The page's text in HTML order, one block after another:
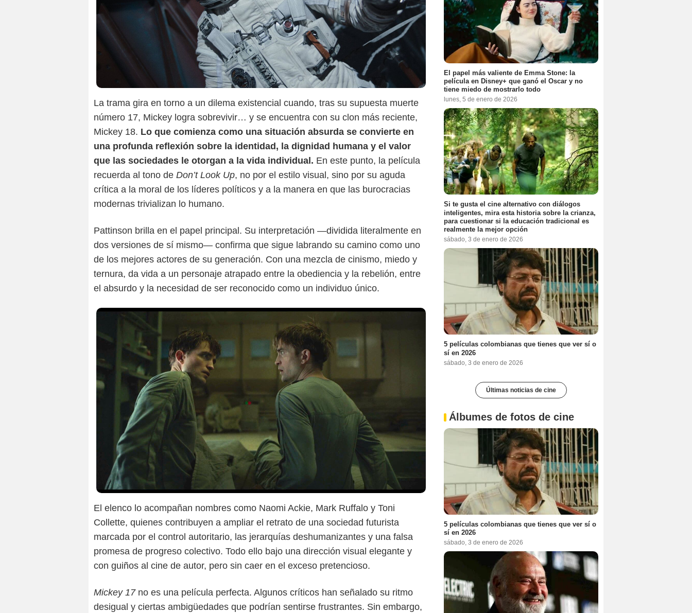
La trama gira en torno a un dilema existencial cuando, tras su supuesta muerte
número 17, Mickey logra sobrevivir… y se encuentra con su clon más reciente,
Mickey 18. Lo que comienza como una situación absurda se convierte en
una profunda reflexión sobre la identidad, la dignidad humana y el valor
que las sociedades le otorgan a la vida individual. En este punto, la película
recuerda al tono de Don’t Look Up, no por el estilo visual, sino por su aguda
crítica a la moral de los líderes políticos y a la manera en que las burocracias
modernas trivializan lo humano.
Pattinson brilla en el papel principal. Su interpretación —dividida literalmente en
dos versiones de sí mismo— confirma que sigue labrando su camino como uno
de los mejores actores de su generación. Con una mezcla de cinismo, miedo y
ternura, da vida a un personaje atrapado entre la obediencia y la rebelión, entre
el absurdo y la necesidad de ser reconocido como un individuo único.
El elenco lo acompañan nombres como Naomi Ackie, Mark Ruffalo y Toni
Collette, quienes contribuyen a ampliar el retrato de una sociedad futurista
marcada por el control autoritario, las jerarquías deshumanizantes y una falsa
promesa de progreso colectivo. Todo ello bajo una dirección visual elegante y
con guiños al cine de autor, pero sin caer en el exceso pretencioso.
Mickey 17no es una película perfecta. Algunos críticos han señalado su ritmo
desigual y ciertas ambigüedades que podrían sentirse frustrantes. Sin embargo,
Max
El papel más valiente de Emma Stone: la
película en Disney+ que ganó el Oscar y no
tiene miedo de mostrarlo todo
lunes, 5 de enero de 2026
Si te gusta el cine alternativo con diálogos
inteligentes, mira esta historia sobre la crianza,
para cuestionar si la educación tradicional es
realmente la mejor opción
sábado, 3 de enero de 2026
5 películas colombianas que tienes que ver sí o
sí en 2026
sábado, 3 de enero de 2026
Últimas noticias de cine
Álbumes de fotos de cine
5 películas colombianas que tienes que ver sí o
sí en 2026
sábado, 3 de enero de 2026